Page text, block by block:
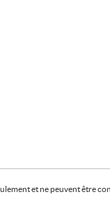
et ne peuvent être